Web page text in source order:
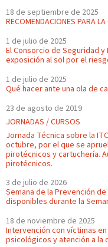
18 de septiembre de 2025
RECOMENDACIONES PARA
1 de julio de 2025
El Consorcio de Seguridad
exposición al sol por el
1 de julio de 2025
Qué hacer ante una ola de
23 de agosto de 2019
JORNADAS / CURSOS
Jornada Técnica sobre la
octubre, por el que se
pirotécnicos y cartuchería.
pirotécnicos.
3 de julio de 2026
Semana de la Prevención
disponibles durante la
18 de noviembre de 2025
Intervención con víctimas
psicológicos y atención a la